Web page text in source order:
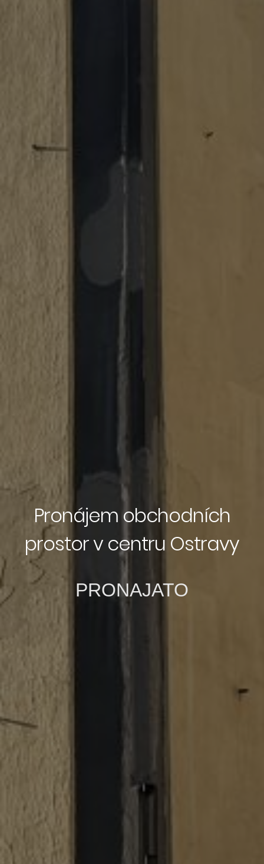
Pronájem obchodních
prostor v centru Ostravy
PRONAJATO